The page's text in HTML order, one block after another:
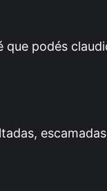
que podés